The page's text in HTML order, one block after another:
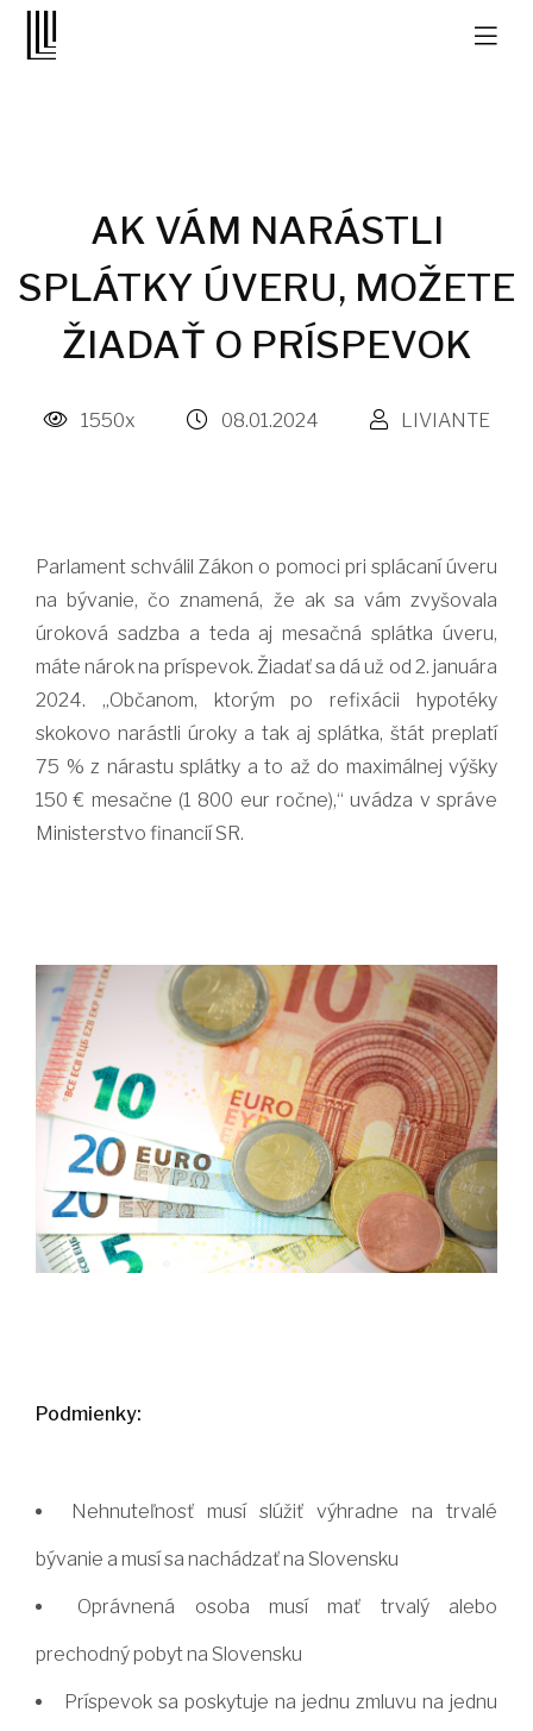
AK VÁM NARÁSTLI
SPLÁTKY ÚVERU, MOŽETE
ŽIADAŤ O PRÍSPEVOK
1550x 08.01.2024 LIVIANTE
Parlament schválil Zákon o pomoci pri splácaní úveru
na bývanie, čo znamená, že ak sa vám zvyšovala
úroková sadzba a teda aj mesačná splátka úveru,
máte nárok na príspevok. Žiadať sa dá už od 2. januára
2024. „Občanom, ktorým po refixácii hypotéky
skokovo narástli úroky a tak aj splátka, štát preplatí
75 % z nárastu splátky a to až do maximálnej výšky
150 € mesačne (1 800 eur ročne),“ uvádza v správe
Ministerstvo financií SR.
Podmienky:
Nehnuteľnosť musí slúžiť výhradne na trvalé
bývanie a musí sa nachádzať na Slovensku
Oprávnená osoba musí mať trvalý alebo
prechodný pobyt na Slovensku
Príspevok sa poskytuje na jednu zmluvu na jednu